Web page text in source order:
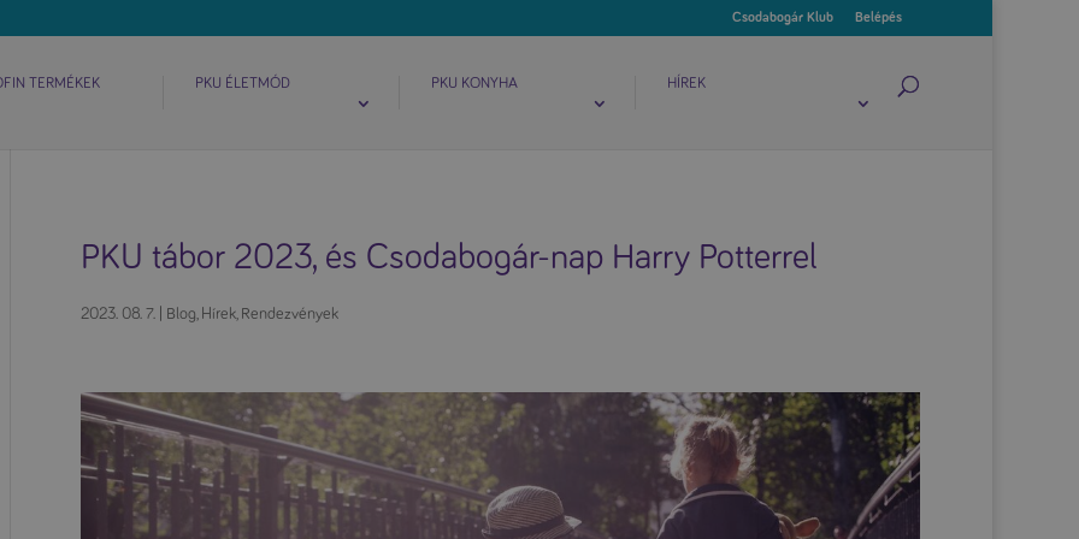
Csodabogár Klub Belépés
TERMÉKEK PKU ÉLETMÓD PKU KONYHA HÍREK
PKU tábor 2023, és Csodabogár-nap Harry Potterrel
2023. 08. 7. Blog, Hírek, Rendezvények